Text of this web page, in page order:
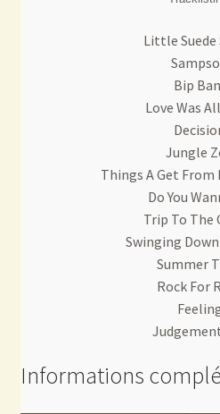
Little Suede
Bip
Love Was
Jungle
Things A Get From
Do You
Trip To The
Swinging
Summer
Rock For
Informations